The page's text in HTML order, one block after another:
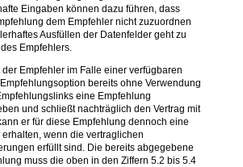
Eingaben können dazu führen, dass
dem Empfehler nicht zuzuordnen
Ausfüllen der Datenfelder geht zu
Empfehlers.
der Empfehler im Falle einer verfügbaren
bereits ohne Verwendung
eine Empfehlung
und schließt nachträglich den Vertrag mit
er für diese Empfehlung dennoch eine
erhalten, wenn die vertraglichen
erfüllt sind. Die bereits abgegebene
muss die oben in den Ziffern 5.2 bis 5.4